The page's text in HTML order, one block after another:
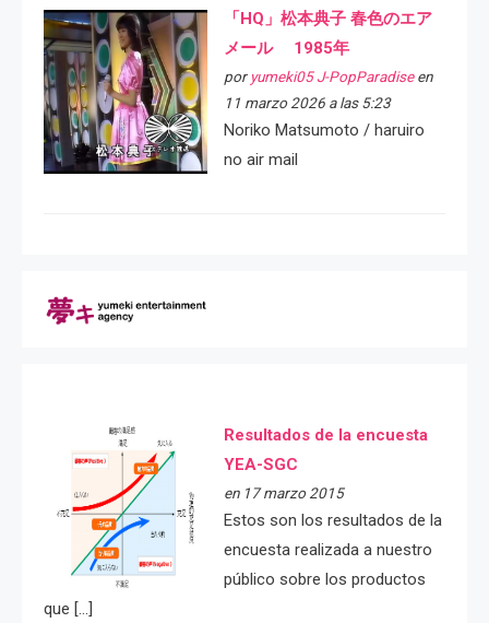
「HQ」松本典子 春色のエア
メール 1985年
por yumeki05 J-PopParadiseen
11 marzo 2026 a las 5:23
Noriko Matsumoto / haruiro
no air mail
Resultados de la encuesta
YEA-SGC
en 17 marzo 2015
Estos son los resultados de la
encuesta realizada a nuestro
público sobre los productos
que […]